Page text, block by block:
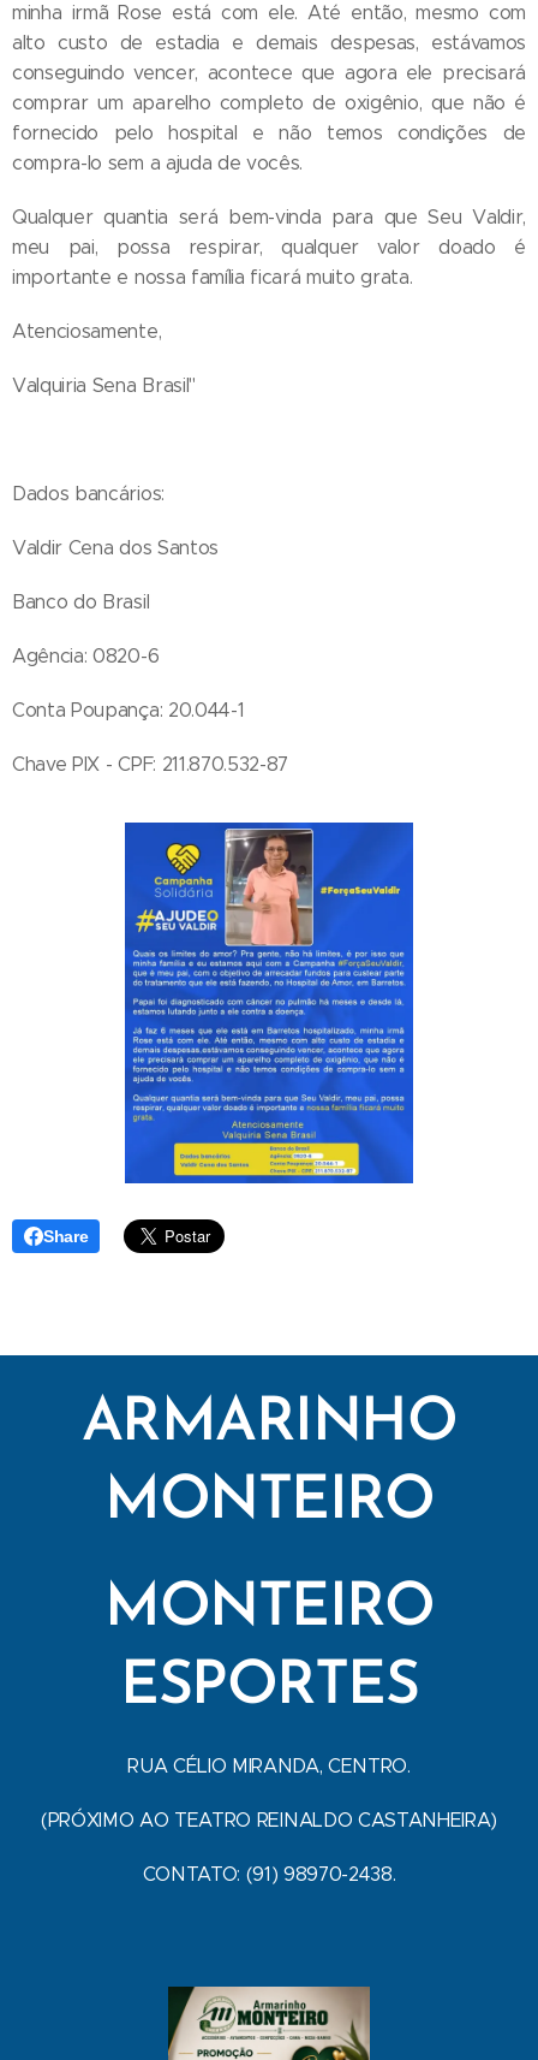
minha irmã Rose está com ele. Até então, mesmo com
alto custo de estadia e demais despesas, estávamos
conseguindo vencer, acontece que agora ele precisará
comprar um aparelho completo de oxigênio, que não é
fornecido pelo hospital e não temos condições de
compra-lo sem a ajuda de vocês.
Qualquer quantia será bem-vinda para que Seu Valdir,
meu pai, possa respirar, qualquer valor doado é
importante e nossa família ficará muito grata.
Atenciosamente,
Valquiria Sena Brasil"
Dados bancários:
Valdir Cena dos Santos
Banco do Brasil
Agência: 0820-6
Conta Poupança: 20.044-1
Chave PIX - CPF: 211.870.532-87
Share
ARMARINHO
MONTEIRO
MONTEIRO
ESPORTES
RUA CÉLIO MIRANDA, CENTRO.
(PRÓXIMO AO TEATRO REINALDO CASTANHEIRA)
CONTATO: (91) 98970-2438.